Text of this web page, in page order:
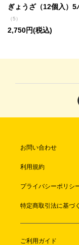
ぎょうざ（12個入）5
（5）
2,750円(税込)
お問い合わせ
利用規約
プライバシーポリシ
特定商取引法に基づ
ご利用ガイド